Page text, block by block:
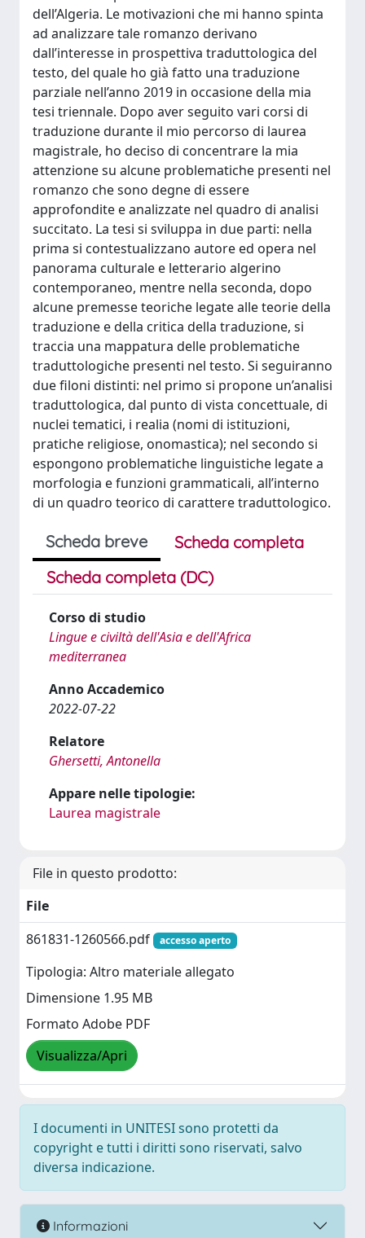
dell’Algeria. Le motivazioni che mi hanno spinta
ad analizzare tale romanzo derivano
dall’interesse in prospettiva traduttologica del
testo, del quale ho già fatto una traduzione
parziale nell’anno 2019 in occasione della mia
tesi triennale. Dopo aver seguito vari corsi di
traduzione durante il mio percorso di laurea
magistrale, ho deciso di concentrare la mia
attenzione su alcune problematiche presenti nel
romanzo che sono degne di essere
approfondite e analizzate nel quadro di analisi
succitato. La tesi si sviluppa in due parti: nella
prima si contestualizzano autore ed opera nel
panorama culturale e letterario algerino
contemporaneo, mentre nella seconda, dopo
alcune premesse teoriche legate alle teorie della
traduzione e della critica della traduzione, si
traccia una mappatura delle problematiche
traduttologiche presenti nel testo. Si seguiranno
due filoni distinti: nel primo si propone un’analisi
traduttologica, dal punto di vista concettuale, di
nuclei tematici, i realia (nomi di istituzioni,
pratiche religiose, onomastica); nel secondo si
espongono problematiche linguistiche legate a
morfologia e funzioni grammaticali, all’interno
di un quadro teorico di carattere traduttologico.
Scheda breve
Scheda completa
Scheda completa (DC)
Corso di studio
Lingue e civiltà dell'Asia e dell'Africa
mediterranea
Anno Accademico
2022-07-22
Relatore
Ghersetti, Antonella
Appare nelle tipologie:
Laurea magistrale
File in questo prodotto:
File
861831-1260566.pdf
accesso aperto
Tipologia: Altro materiale allegato
Dimensione 1.95 MB
Formato Adobe PDF
Visualizza/Apri
I documenti in UNITESI sono protetti da
copyright e tutti i diritti sono riservati, salvo
diversa indicazione.
Informazioni